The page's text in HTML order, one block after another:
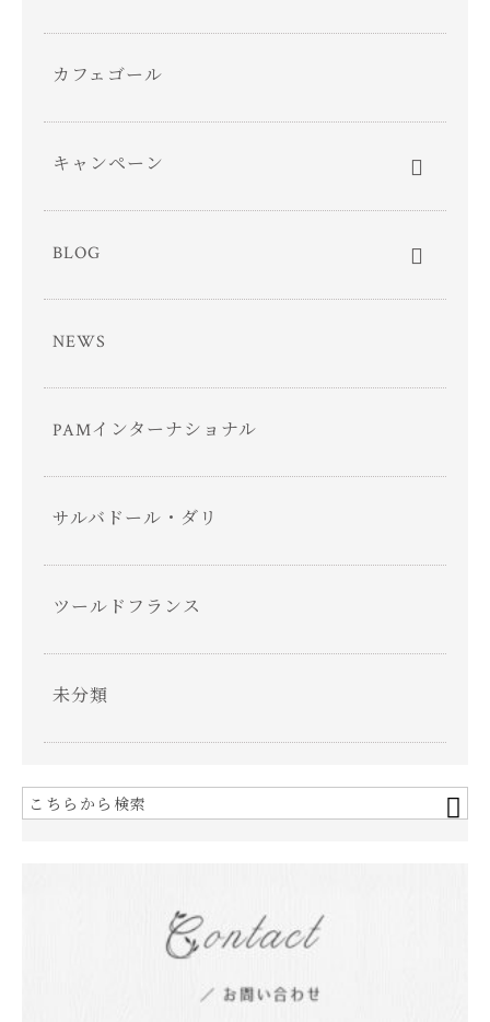
カフェゴール
キャンペーン
BLOG
NEWS
PAMインターナショナル
サルバドール・ダリ
ツールドフランス
未分類